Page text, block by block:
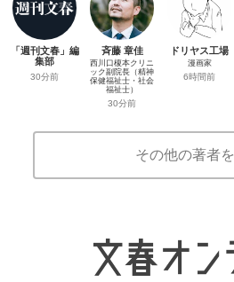
「週刊文春」編
集部
30分前
斉藤 章佳
西川口榎本クリニ
ック副院長（精神
保健福祉士・社会
福祉士）
30分前
ドリヤス工場
漫画家
6時間前
その他の著者